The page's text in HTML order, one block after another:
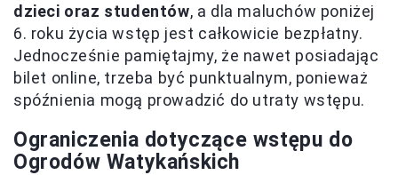
dzieci oraz studentów, a dla maluchów poniżej
6. roku życia wstęp jest całkowicie bezpłatny.
Jednocześnie pamiętajmy, że nawet posiadając
bilet online, trzeba być punktualnym, ponieważ
spóźnienia mogą prowadzić do utraty wstępu.
Ograniczenia dotyczące wstępu do
Ogrodów Watykańskich